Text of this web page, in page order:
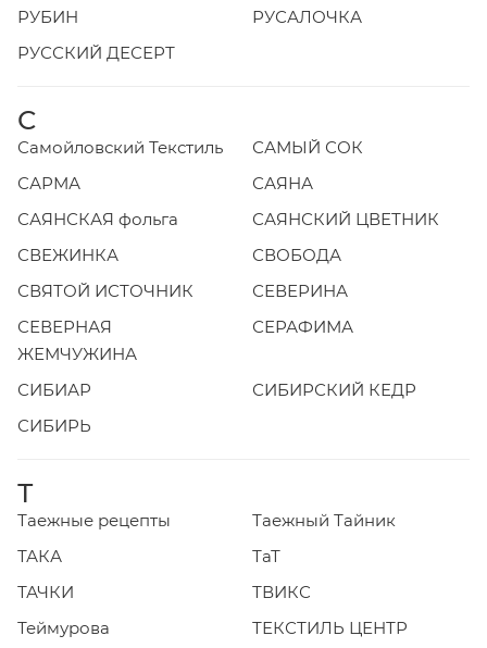
РУБИН
РУСАЛОЧКА
РУССКИЙ ДЕСЕРТ
С
Самойловский Текстиль
САМЫЙ СОК
САРМА
САЯНА
САЯНСКАЯ фольга
САЯНСКИЙ ЦВЕТНИК
СВЕЖИНКА
СВОБОДА
СВЯТОЙ ИСТОЧНИК
СЕВЕРИНА
СЕВЕРНАЯ
ЖЕМЧУЖИНА
СЕРАФИМА
СИБИАР
СИБИРСКИЙ КЕДР
СИБИРЬ
Т
Таежные рецепты
Таежный Тайник
ТАКА
ТаТ
ТАЧКИ
ТВИКС
Теймурова
ТЕКСТИЛЬ ЦЕНТР